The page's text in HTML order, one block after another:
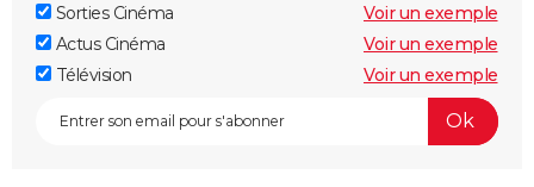
Sorties Cinéma
Voir un exemple
Actus Cinéma
Voir un exemple
Télévision
Voir un exemple